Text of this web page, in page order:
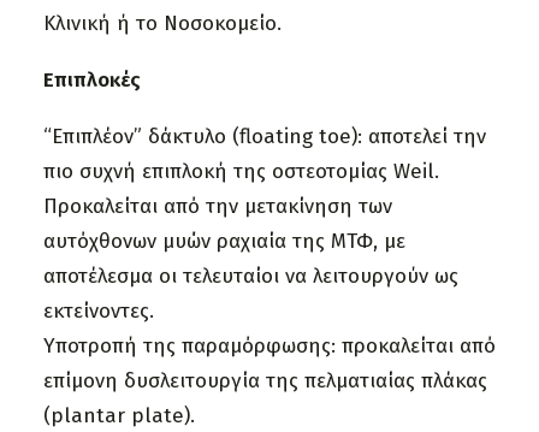
Κλινική ή το Νοσοκομείο.
Επιπλοκές
“Επιπλέον” δάκτυλο (floating toe): αποτελεί την
πιο συχνή επιπλοκή της οστεοτομίας Weil.
Προκαλείται από την μετακίνηση των
αυτόχθονων μυών ραχιαία της ΜΤΦ, με
αποτέλεσμα οι τελευταίοι να λειτουργούν ως
εκτείνοντες.
Υποτροπή της παραμόρφωσης: προκαλείται από
επίμονη δυσλειτουργία της πελματιαίας πλάκας
(plantar plate).